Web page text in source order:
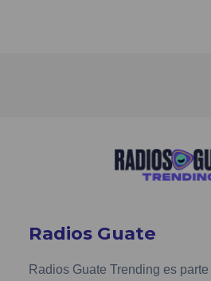
Radios Guate
Radios Guate Trending es